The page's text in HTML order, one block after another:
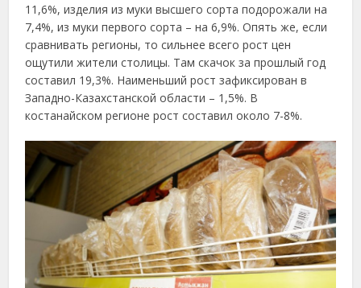
11,6%, изделия из муки высшего сорта подорожали на
7,4%, из муки первого сорта – на 6,9%. Опять же, если
сравнивать регионы, то сильнее всего рост цен
ощутили жители столицы. Там скачок за прошлый год
составил 19,3%. Наименьший рост зафиксирован в
Западно-Казахстанской области – 1,5%. В
костанайском регионе рост составил около 7-8%.